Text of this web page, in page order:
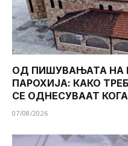
ОД ПИШУВАЊАТА НА
ПАРОХИЈА: КАКО
СЕ ОДНЕСУВААТ
07/08/2026